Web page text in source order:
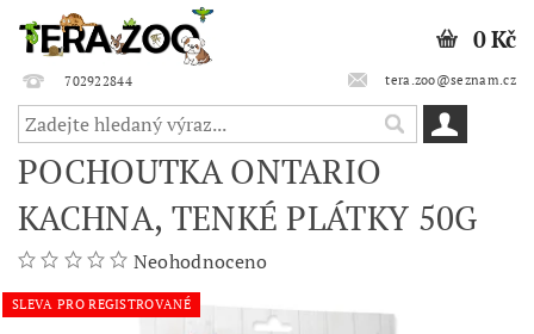
702922844 tera.zoo@seznam.cz
0 Kč
POCHOUTKA ONTARIO
KACHNA, TENKÉ PLÁTKY 50G
Neohodnoceno
SLEVA PRO REGISTROVANÉ